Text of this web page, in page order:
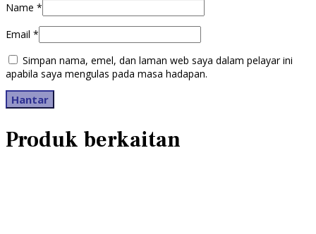
Name *
Email *
Simpan nama, emel, dan laman web saya dalam pelayar ini
apabila saya mengulas pada masa hadapan.
Produk berkaitan